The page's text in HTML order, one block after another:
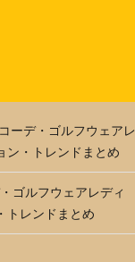
ーデ・ゴルフウェアレ
ン・トレンドまとめ
ゴルフウェアレディ
トレンドまとめ